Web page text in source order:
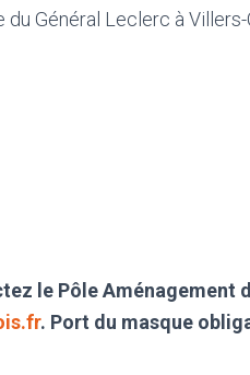
du Général Leclerc à
le Pôle Aménagement
. Port du masque